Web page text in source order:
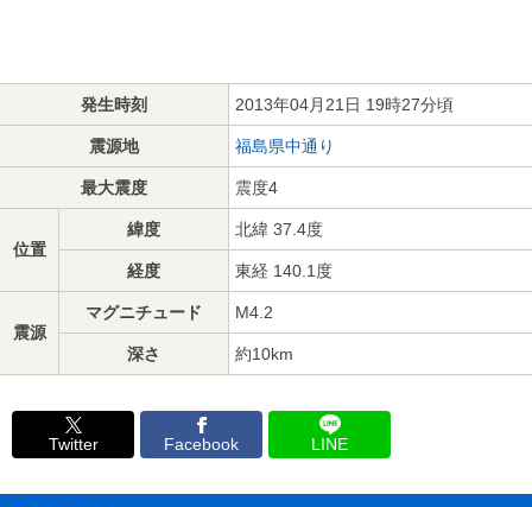
発生時刻 2013年04月21日 19時27分頃
震源地 福島県中通り
最大震度 震度4
位置
緯度 北緯 37.4度
経度 東経 140.1度
震源
マグニチュード M4.2
深さ 約10km
Twitter Facebook LINE